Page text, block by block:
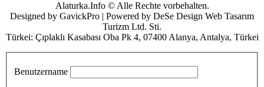
Alaturka.Info © Alle Rechte vorbehalten.
Designed by GavickPro | Powered by DeSe Design Web Tasarım
Turizm Ltd. Sti.
Türkei: Çıplaklı Kasabası Oba Pk 4, 07400 Alanya, Antalya, Türkei
Benutzername